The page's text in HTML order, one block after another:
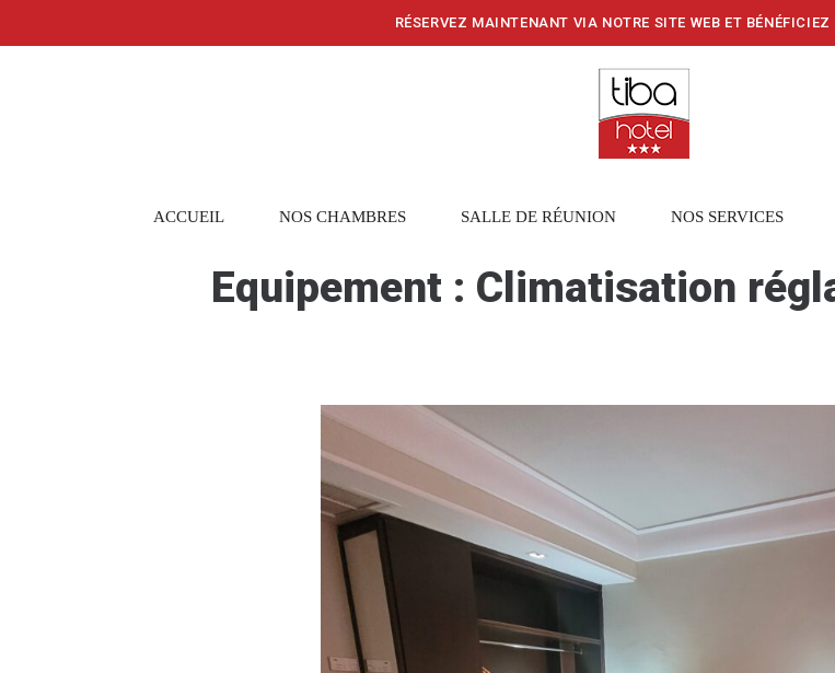
RÉSERVEZ MAINTENANT VIA NOTRE SITE WEB ET
ACCUEIL NOS CHAMBRES SALLE DE RÉUNION NOS SERVICES
Equipement : Climatisation